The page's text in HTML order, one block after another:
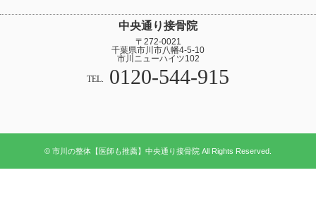
中央通り接骨院
〒272-0021
千葉県市川市八幡4-5-10
市川ニューハイツ102
TEL. 0120-544-915
© 市川の整体【医師も推薦】中央通り接骨院 All Rights Reserved.